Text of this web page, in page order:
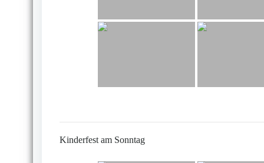
Kinderfest am Sonntag